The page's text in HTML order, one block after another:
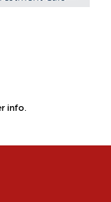
info.